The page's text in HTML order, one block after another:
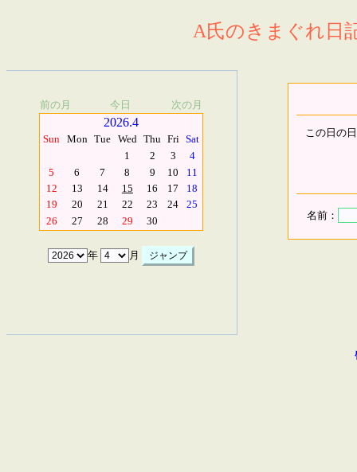
A氏のきまぐれ日
前の月 今日 次の月
2026.4
Sun Mon Tue Wed Thu Fri Sat
1
2 3
4
5
6 7 8 9 10
11
12
13 14 15 16 17
18
19
20 21 22 23 24
25
26
27 28 29 30
年 月
この日の
名前：